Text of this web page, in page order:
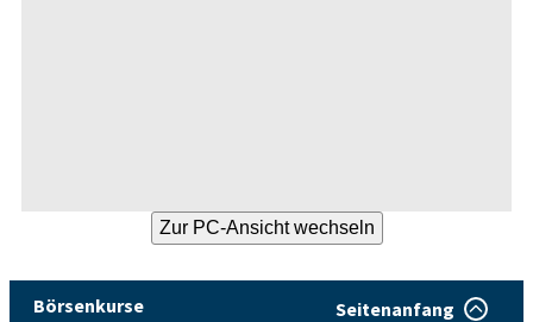
Börsenkurse Seitenanfang